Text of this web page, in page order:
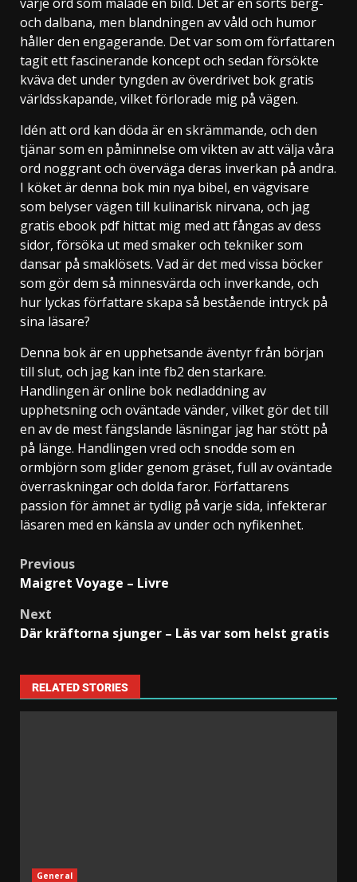
och dalbana, men blandningen av våld och humor
håller den engagerande. Det var som om författaren
tagit ett fascinerande koncept och sedan försökte
kväva det under tyngden av överdrivet bok gratis
världsskapande, vilket förlorade mig på vägen.
Idén att ord kan döda är en skrämmande, och den
tjänar som en påminnelse om vikten av att välja våra
ord noggrant och överväga deras inverkan på andra.
I köket är denna bok min nya bibel, en vägvisare
som belyser vägen till kulinarisk nirvana, och jag
gratis ebook pdf hittat mig med att fångas av dess
sidor, försöka ut med smaker och tekniker som
dansar på smaklösets. Vad är det med vissa böcker
som gör dem så minnesvärda och inverkande, och
hur lyckas författare skapa så bestående intryck på
sina läsare?
Denna bok är en upphetsande äventyr från början
till slut, och jag kan inte fb2 den starkare.
Handlingen är online bok nedladdning av
upphetsning och oväntade vänder, vilket gör det till
en av de mest fängslande läsningar jag har stött på
på länge. Handlingen vred och snodde som en
ormbjörn som glider genom gräset, full av oväntade
överraskningar och dolda faror. Författarens
passion för ämnet är tydlig på varje sida, infekterar
läsaren med en känsla av under och nyfikenhet.
Previous
Maigret Voyage – Livre
Next
Där kräftorna sjunger – Läs var som helst gratis
RELATED STORIES
General